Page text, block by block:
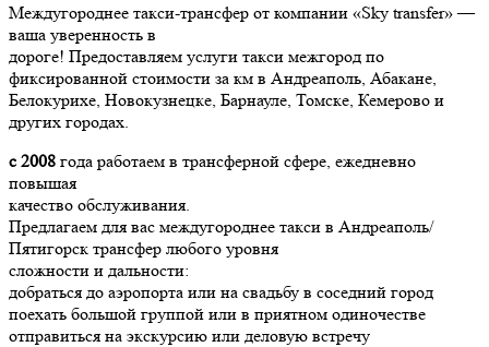
Междугороднее такси-трансфер от компании «Sky transfer» —
ваша уверенность в
дороге! Предоставляем услуги такси межгород по
фиксированной стоимости за км в Андреаполь, Абакане,
Белокурихе, Новокузнецке, Барнауле, Томске, Кемерово и
других городах.
с 2008 года работаем в трансферной сфере, ежедневно
повышая
качество обслуживания.
Предлагаем для вас междугороднее такси в Андреаполь/
Пятигорск трансфер любого уровня
сложности и дальности:
добраться до аэропорта или на свадьбу в соседний город
поехать большой группой или в приятном одиночестве
отправиться на экскурсию или деловую встречу